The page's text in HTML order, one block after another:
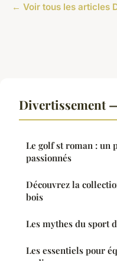
← Voir tous les articles
Divertissement
Le golf st roman : un
passionnés
Découvrez la
bois
Les mythes du sport
Les essentiels pour